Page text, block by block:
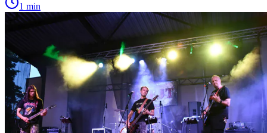
1 min